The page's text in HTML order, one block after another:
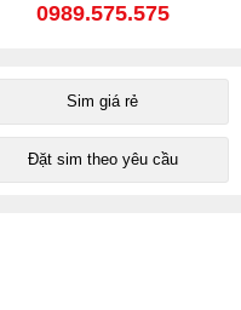
0989.575.575
Sim giá rẻ
Đặt sim theo yêu cầu